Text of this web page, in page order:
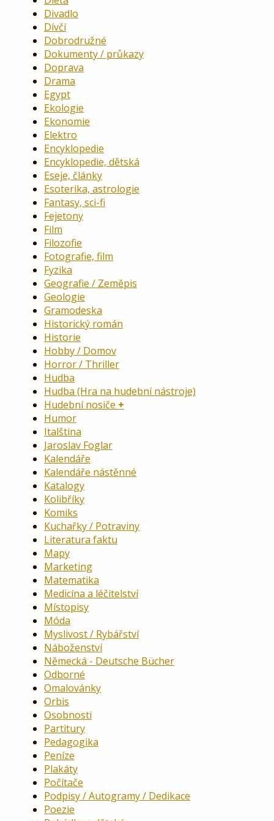
Divadlo
Dívčí
Dobrodružné
Dokumenty / průkazy
Doprava
Drama
Egypt
Ekologie
Ekonomie
Elektro
Encyklopedie
Encyklopedie, dětská
Eseje, články
Esoterika, astrologie
Fantasy, sci-fi
Fejetony
Film
Filozofie
Fotografie, film
Fyzika
Geografie / Zeměpis
Geologie
Gramodeska
Historický román
Historie
Hobby / Domov
Horror / Thriller
Hudba
Hudba (Hra na hudební nástroje)
Hudební nosiče
Humor
Italština
Jaroslav Foglar
Kalendáře
Kalendáře nástěnné
Katalogy
Kolibříky
Komiks
Kuchařky / Potraviny
Literatura faktu
Mapy
Marketing
Matematika
Medicína a léčitelství
Místopisy
Móda
Myslivost / Rybářství
Náboženství
Německá - Deutsche Bücher
Odborné
Omalovánky
Orbis
Osobnosti
Partitury
Pedagogika
Peníze
Plakáty
Počítače
Podpisy / Autogramy / Dedikace
Poezie